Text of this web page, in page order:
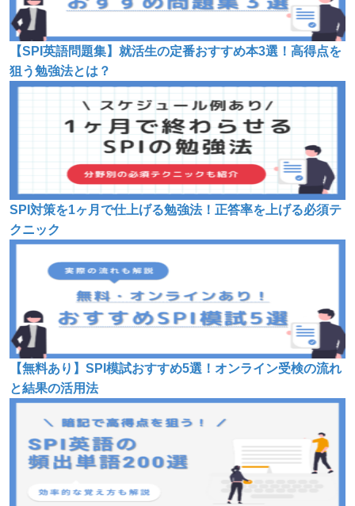
【SPI英語問題集】就活生の定番おすすめ本3選！高得点を
狙う勉強法とは？
SPI対策を1ヶ月で仕上げる勉強法！正答率を上げる必須テ
クニック
【無料あり】SPI模試おすすめ5選！オンライン受検の流れ
と結果の活用法